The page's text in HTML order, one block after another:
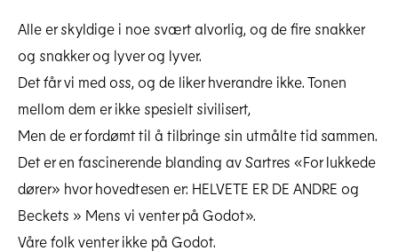
Alle er skyldige i noe svært alvorlig, og de fire snakker
og snakker og lyver og lyver.
Det får vi med oss, og de liker hverandre ikke. Tonen
mellom dem er ikke spesielt sivilisert,
Men de er fordømt til å tilbringe sin utmålte tid sammen.
Det er en fascinerende blanding av Sartres «For lukkede
dører» hvor hovedtesen er: HELVETE ER DE ANDRE og
Beckets » Mens vi venter på Godot».
Våre folk venter ikke på Godot.